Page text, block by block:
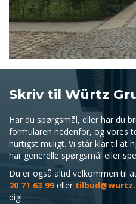
Skriv til Würtz
Har du spørgsmål, eller har du
formularen nedenfor, og vores
hurtigst muligt. Vi står klar til at
har generelle spørgsmål eller
Du er også altid velkommen til
20 71 63 99 eller
dig!